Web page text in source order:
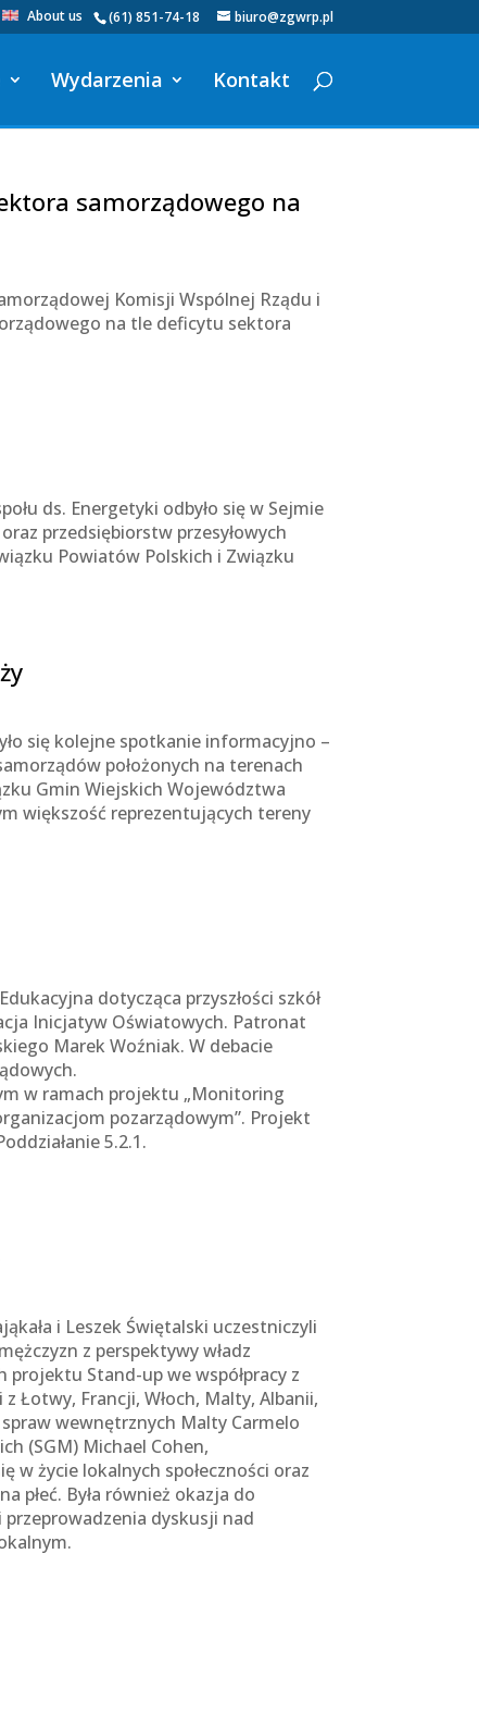
(61) 851-74-18 biuro@zgwrp.pl
About us
Wydarzenia Kontakt
samorządowego na
Komisji Wspólnej Rządu i
na tle deficytu sektora
ds. Energetyki odbyło się w Sejmie
przedsiębiorstw przesyłowych
Powiatów Polskich i Związku
się kolejne spotkanie informacyjno –
położonych na terenach
Gmin Wiejskich Województwa
większość reprezentujących tereny
dotycząca przyszłości szkół
Inicjatyw Oświatowych. Patronat
Marek Woźniak. W debacie
w ramach projektu „Monitoring
pozarządowym”. Projekt
5.2.1.
i Leszek Świętalski uczestniczyli
z perspektywy władz
Stand-up we współpracy z
Łotwy, Francji, Włoch, Malty, Albanii,
wewnętrznych Malty Carmelo
(SGM) Michael Cohen,
w życie lokalnych społeczności oraz
płeć. Była również okazja do
dyskusji nad